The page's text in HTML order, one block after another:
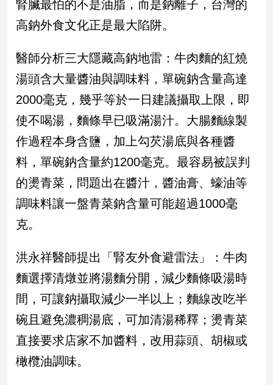
國
際
地
方
新
冠
病
專
區
南
台
觀
南
台
灣
觀
點
腎臟最怕的不是油脂，而是鈉離子，台灣的
高鈉外食文化正是最大陷阱。
醫師分析三大隱藏高鈉地雷：牛肉麵的紅燒
湯頭含大量醬油與調味料，單碗鈉含量高達
2000毫克，幾乎等於一日建議攝取上限，即
使不喝湯，麵條早已吸滿湯汁。大腸麵線製
作過程本身含鹽，加上勾芡湯底與各種醬
料，單碗鈉含量約1200毫克。最容易被誤判
的燙青菜，問題出在醬汁，醬油膏、蠔油等
調味料讓一盤青菜鈉含量可能超過1000毫
克。
洪永祥醫師提出「腎友外食避雷法」：牛肉
麵選擇清燉並將湯麵分開，減少麵條吸湯時
間，可讓鈉攝取減少一半以上；麵線改吃半
碗且避免濃稠湯底，可加清湯稀釋；燙青菜
直接要求店家不加醬料，改用蒜頭、胡椒或
橄欖油調味。